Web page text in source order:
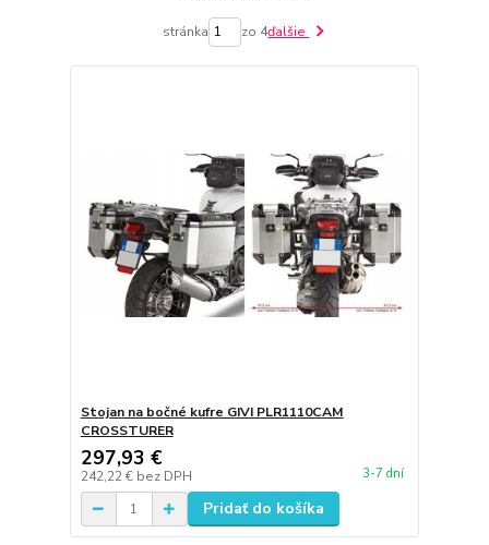
stránka zo 4ďalšie
Stojan na bočné kufre GIVI PLR1110CAM
CROSSTURER
297,93 €
242,22 € bez DPH 3-7 dní
Pridať do košíka